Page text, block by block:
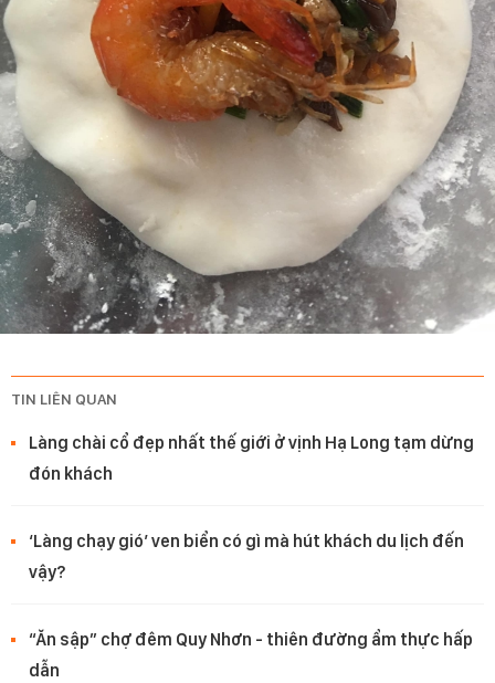
TIN LIÊN QUAN
Làng chài cổ đẹp nhất thế giới ở vịnh Hạ Long tạm dừng
đón khách
‘Làng chạy gió’ ven biển có gì mà hút khách du lịch đến
vậy?
“Ăn sập” chợ đêm Quy Nhơn - thiên đường ẩm thực hấp
dẫn